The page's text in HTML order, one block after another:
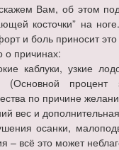
Вам, об этом
косточки” на
и боль приносит
о причинах:
каблуки, узкие
(Основной
по причине
вес и
осанки,
– всё это может